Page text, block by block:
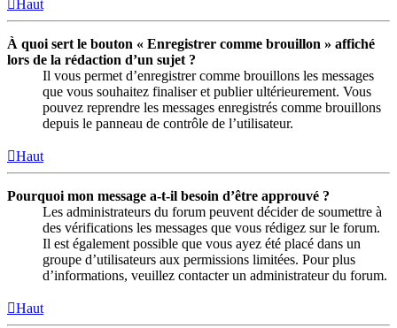
Haut
À quoi sert le bouton « Enregistrer comme brouillon » affiché
lors de la rédaction d’un sujet ?
Il vous permet d’enregistrer comme brouillons les messages
que vous souhaitez finaliser et publier ultérieurement. Vous
pouvez reprendre les messages enregistrés comme brouillons
depuis le panneau de contrôle de l’utilisateur.
Haut
Pourquoi mon message a-t-il besoin d’être approuvé ?
Les administrateurs du forum peuvent décider de soumettre à
des vérifications les messages que vous rédigez sur le forum.
Il est également possible que vous ayez été placé dans un
groupe d’utilisateurs aux permissions limitées. Pour plus
d’informations, veuillez contacter un administrateur du forum.
Haut